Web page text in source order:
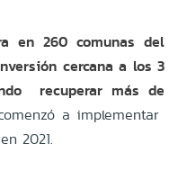
en 260 comunas del
cercana a los 3
recuperar más de
a implementar
2021.